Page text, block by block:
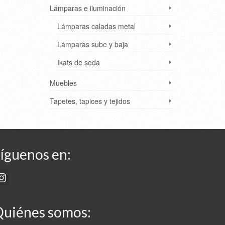
Lámparas e iluminación
Lámparas caladas metal
Lámparas sube y baja
Ikats de seda
Muebles
Tapetes, tapices y tejidos
en:
somos: